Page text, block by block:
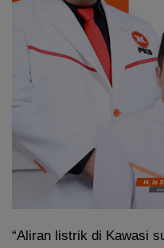
“Aliran listrik di Kawasi